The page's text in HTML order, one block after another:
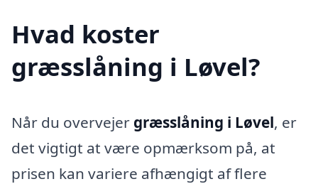
Hvad koster
græsslåning i Løvel?
Når du overvejer græsslåning i Løvel, er
det vigtigt at være opmærksom på, at
prisen kan variere afhængigt af flere